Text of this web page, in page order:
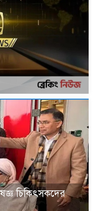
চিকিৎসকদের